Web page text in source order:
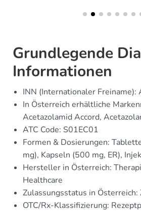
Grundlegende
Informationen
INN (Internationaler Freiname):
In Österreich erhältliche
Acetazolamid Accord,
ATC Code: S01EC01
Formen & Dosierungen:
mg), Kapseln (500 mg, ER),
Hersteller in Österreich:
Healthcare
Zulassungsstatus in Österreich:
OTC/Rx-Klassifizierung: